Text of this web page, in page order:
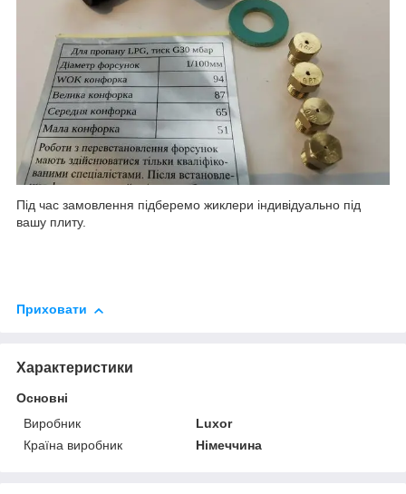
Під час замовлення підберемо жиклери індивідуально під
вашу плиту.
Приховати
Характеристики
Основні
Виробник
Luxor
Країна виробник
Німеччина